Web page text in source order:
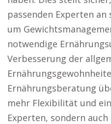
passenden Experten
um
notwendige
Verbesserung der
Ernährungsberatung
mehr Flexibilität und
Experten, sondern